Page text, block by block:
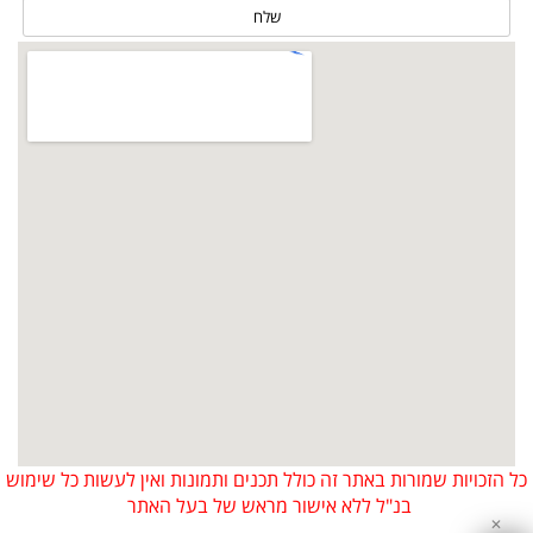
כל הזכויות שמורות באתר זה כולל תכנים ותמונות ואין לעשות כל שימוש
בנ"ל ללא אישור מראש של בעל האתר
✕